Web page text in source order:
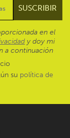
en el
y doy mi
a continuación
su política de